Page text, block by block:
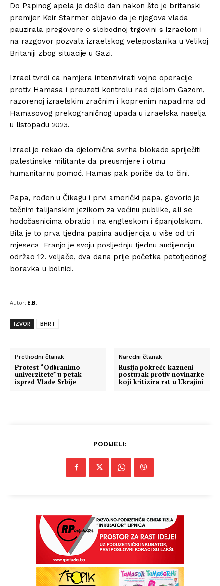
Do Papinog apela je došlo dan nakon što je britanski
premijer Keir Starmer objavio da je njegova vlada
pauzirala pregovore o slobodnoj trgovini s Izraelom i
na razgovor pozvala izraelskog veleposlanika u Velikoj
Britaniji zbog situacije u Gazi.
Izrael tvrdi da namjera intenzivirati vojne operacije
protiv Hamasa i preuzeti kontrolu nad cijelom Gazom,
razorenoj izraelskim zračnim i kopnenim napadima od
Hamasovog prekograničnog upada u izraelska naselja
u listopadu 2023.
Izrael je rekao da djelomična svrha blokade spriječiti
palestinske militante da preusmjere i otmu
humanitarnu pomoć. Hamas pak poriče da to čini.
Papa, rođen u Čikagu i prvi američki papa, govorio je
tečnim talijanskim jezikom za većinu publike, ali se
hodočasnicima obratio i na engleskom i španjolskom.
Bila je to prva tjedna papina audijencija u više od tri
mjeseca. Franjo je svoju posljednju tjednu audijenciju
održao 12. veljače, dva dana prije početka petotjednog
boravka u bolnici.
Autor: E.B.
IZVOR BHRT
Prethodni članak
Protest “Odbranimo
univerzitete” u petak
ispred Vlade Srbije
Naredni članak
Rusija pokreće kazneni
postupak protiv novinarke
koji kritizira rat u Ukrajini
PODIJELI: